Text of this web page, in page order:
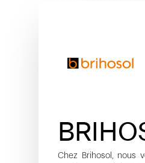
Chez Brihosol, nous